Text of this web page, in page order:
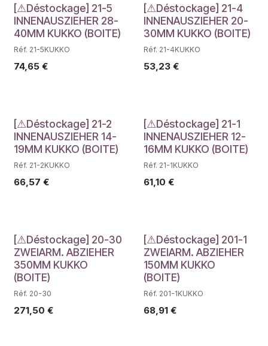
Déstockage
[⚠Déstockage] 21-5
INNENAUSZIEHER 28-
40MM KUKKO (BOITE)
Réf. 21-5KUKKO
74,65 €
Déstockage
[⚠Déstockage] 21-4
INNENAUSZIEHER 20-
30MM KUKKO (BOITE)
Réf. 21-4KUKKO
53,23€
Déstockage
[⚠Déstockage] 21-2
INNENAUSZIEHER 14-
19MM KUKKO (BOITE)
Réf. 21-2KUKKO
66,57 €
Déstockage
[⚠Déstockage] 21-1
INNENAUSZIEHER 12-
16MM KUKKO (BOITE)
Réf. 21-1KUKKO
61,10 €
Déstockage
[⚠Déstockage] 20-30
ZWEIARM. ABZIEHER
350MM KUKKO
(BOITE)
Réf. 20-30
271,50 €
Déstockage
[⚠Déstockage] 201-1
ZWEIARM. ABZIEHER
150MM KUKKO
(BOITE)
Réf. 201-1KUKKO
68,91€